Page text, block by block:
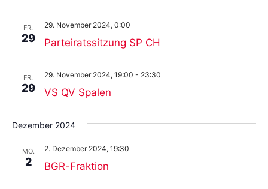
FR.
29 Parteiratssitzung SP CH
29. November 2024, 0:00
FR.
29 VS QV Spalen
29. November 2024, 19:00 - 23:30
Dezember 2024
MO.
2 BGR-Fraktion
2. Dezember 2024, 19:30